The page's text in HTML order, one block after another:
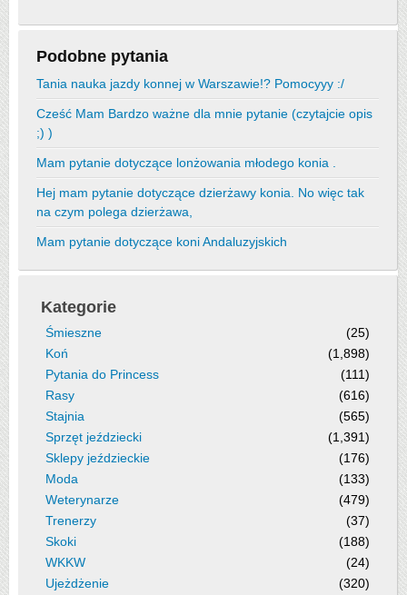
Podobne pytania
Tania nauka jazdy konnej w Warszawie!? Pomocyyy :/
Cześć Mam Bardzo ważne dla mnie pytanie (czytajcie opis
;) )
Mam pytanie dotyczące lonżowania młodego konia .
Hej mam pytanie dotyczące dzierżawy konia. No więc tak
na czym polega dzierżawa,
Mam pytanie dotyczące koni Andaluzyjskich
Kategorie
Śmieszne
(25)
Koń
(1,898)
Pytania do Princess
(111)
Rasy
(616)
Stajnia
(565)
Sprzęt jeździecki
(1,391)
Sklepy jeździeckie
(176)
Moda
(133)
Weterynarze
(479)
Trenerzy
(37)
Skoki
(188)
WKKW
(24)
Ujeżdżenie
(320)